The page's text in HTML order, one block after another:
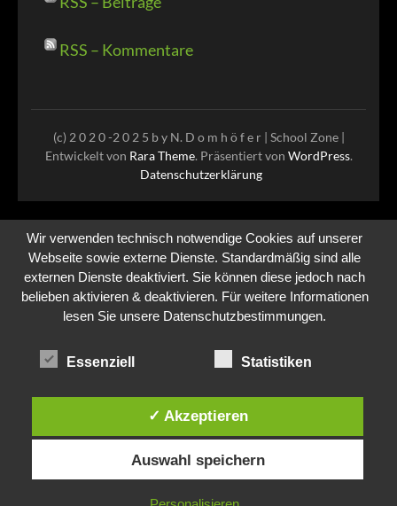
RSS – Kommentare
(c) 2 0 2 0 -2 0 2 5 b y N. D o m h ö f e r | School Zone |
Entwickelt von Rara Theme. Präsentiert von WordPress.
Datenschutzerklärung
Wir verwenden technisch notwendige Cookies auf unserer
Webseite sowie externe Dienste. Standardmäßig sind alle
externen Dienste deaktiviert. Sie können diese jedoch nach
belieben aktivieren & deaktivieren. Für weitere Informationen
lesen Sie unsere Datenschutzbestimmungen.
Essenziell Statistiken
✓ Akzeptieren
Auswahl speichern